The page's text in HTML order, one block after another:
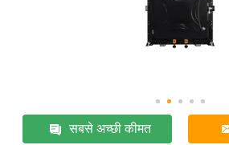
सबसे अच्छी कीमत